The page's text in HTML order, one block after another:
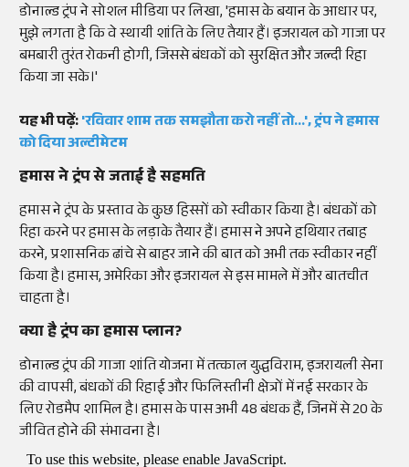
डोनाल्ड ट्रंप ने सोशल मीडिया पर लिखा, 'हमास के बयान के आधार पर,
मुझे लगता है कि वे स्थायी शांति के लिए तैयार हैं। इजरायल को गाजा पर
बमबारी तुरंत रोकनी होगी, जिससे बंधकों को सुरक्षित और जल्दी रिहा
किया जा सके।'
यह भी पढ़ें:'रविवार शाम तक समझौता करो नहीं तो...', ट्रंप ने हमास
को दिया अल्टीमेटम
हमास ने ट्रंप से जताई है सहमति
हमास ने ट्रंप के प्रस्ताव के कुछ हिस्सों को स्वीकार किया है। बंधकों को
रिहा करने पर हमास के लड़ाके तैयार हैं। हमास ने अपने हथियार तबाह
करने, प्रशासनिक ढांचे से बाहर जाने की बात को अभी तक स्वीकार नहीं
किया है। हमास, अमेरिका और इजरायल से इस मामले में और बातचीत
चाहता है।
क्या है ट्रंप का हमास प्लान?
डोनाल्ड ट्रंप की गाजा शांति योजना में तत्काल युद्धविराम, इजरायली सेना
की वापसी, बंधकों की रिहाई और फिलिस्तीनी क्षेत्रों में नई सरकार के
लिए रोडमैप शामिल है। हमास के पास अभी 48 बंधक हैं, जिनमें से 20 के
जीवित होने की संभावना है।